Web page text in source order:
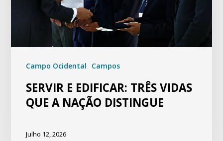
Campo Ocidental Campos
SERVIR E EDIFICAR: TRÊS VIDAS
QUE A NAÇÃO DISTINGUE
Julho 12, 2026